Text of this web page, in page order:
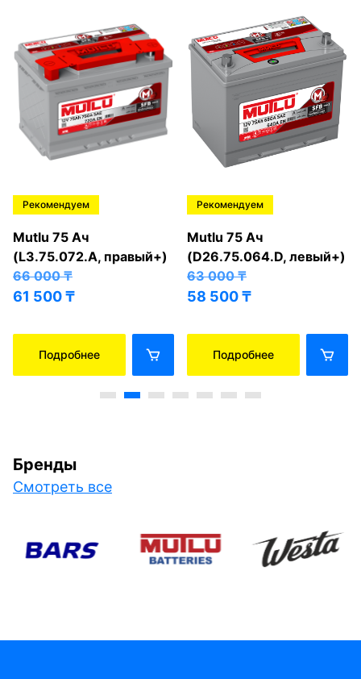
Рекомендуем
Mutlu 75 Ач
(L3.75.072.A, правый+)
66 000₸
61 500₸
Подробнее
Рекомендуем
Mutlu 75 Ач
(D26.75.064.D, левый+)
63 000₸
58 500₸
Подробнее
Бренды
Смотреть все